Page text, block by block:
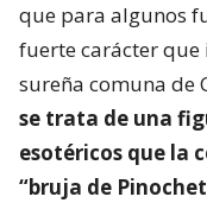
que para algunos
fuerte carácter
sureña comuna de
se trata de una
esotéricos que la
“bruja de